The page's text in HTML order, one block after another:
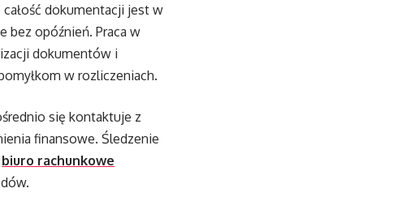
dokumentacji jest w
bez opóźnień. Praca w
dokumentów i
w rozliczeniach.
się kontaktuje z
finansowe. Śledzenie
biuro rachunkowe